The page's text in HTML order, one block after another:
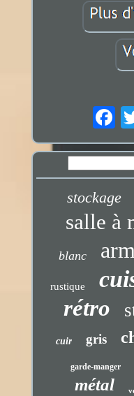
stockage
salle à
blanc
rustique
rétro
cuir gris
garde-manger
métal